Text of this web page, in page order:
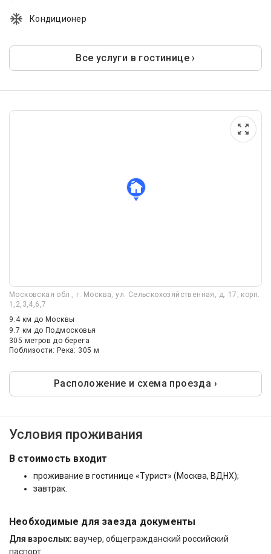
Кондиционер
Все услуги в гостинице ›
Московская обл., г. Москва, ул. Сельскохозяйственная, д. 17, корп.
1,2,3,4,6,7
9.4 км до Москвы
9.7 км до Подмосковья
305 метров до берега
Поблизости: Река: 305 м
Расположение и схема проезда ›
Условия проживания
В стоимость входит
проживание в гостинице «Турист» (Москва, ВДНХ);
завтрак.
Необходимые для заезда документы
Для взрослых: ваучер, общегражданский российский
паспорт